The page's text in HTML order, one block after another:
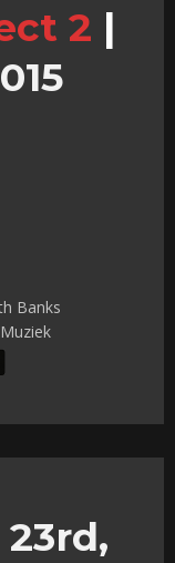
2 |
Banks
23rd,